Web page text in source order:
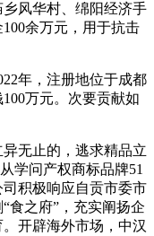
风华村、绵阳经济手
余万元，用于抗击
年，注册地位于成都
万元。次要贡献如
无止的，逃求精品立
学问产权商标品牌51
积极响应自贡市委市
食之府”，充实阐扬企
开辟海外市场，中汉